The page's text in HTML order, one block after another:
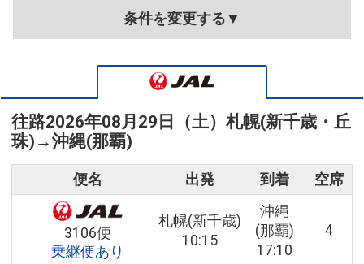
条件を変更する▼
往路2026年08月29日（土） 札幌(新千歳・丘
珠) →沖縄(那覇)
便名 出発 到着 空席
3106便
乗継便あり
札幌(新千歳)
10:15
沖縄
(那覇)
17:10
4